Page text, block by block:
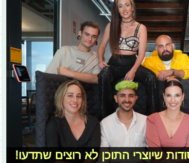
שיוצרי התוכן לא רוצים שתדעו!